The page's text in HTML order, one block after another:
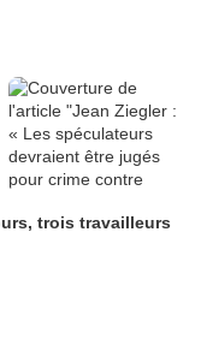
trois travailleurs